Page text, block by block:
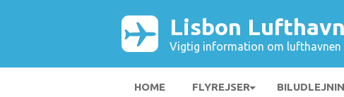
Lisbon Lufthavn
Vigtig information om lufthavnen
HOME FLYREJSER